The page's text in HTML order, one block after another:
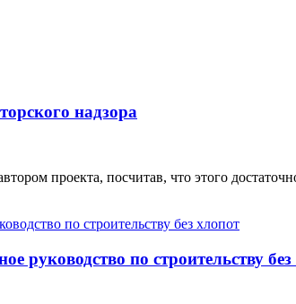
надзора
проекта, посчитав, что этого
руководство по строительству